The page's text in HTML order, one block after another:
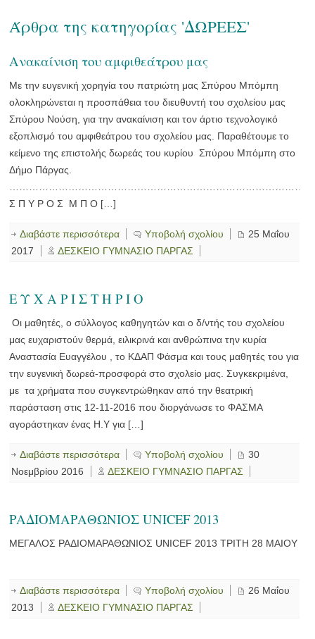
Άρθρα της κατηγορίας 'ΔΩΡΕΕΣ'
Ανακαίνιση του αμφιθεάτρου μας
Με την ευγενική χορηγία του πατριώτη μας Σπύρου Μπόμπη
ολοκληρώνεται η προσπάθεια του διευθυντή του σχολείου μας
Σπύρου Νούση, για την ανακαίνιση και τον άρτιο τεχνολογικό
εξοπλισμό του αμφιθεάτρου του σχολείου μας. Παραθέτουμε το
κείμενο της επιστολής δωρεάς του κυρίου Σπύρου Μπόμπη στο
Δήμο Πάργας.
Σ Π Υ Ρ Ο Σ Μ Π Ο […]
Διαβάστε περισσότερα Υποβολή σχολίου
25 Μαΐου
2017
ΔΕΣΚΕΙΟ ΓΥΜΝΑΣΙΟ ΠΑΡΓΑΣ
Ε Υ Χ Α Ρ Ι Σ Τ Η Ρ Ι Ο
Οι μαθητές, ο σύλλογος καθηγητών και ο δ/ντής του σχολείου
μας ευχαριστούν θερμά, ειλικρινά και ανθρώπινα την κυρία
Αναστασία Ευαγγέλου , το ΚΔΑΠ Φάσμα και τους μαθητές του για
την ευγενική δωρεά-προσφορά στο σχολείο μας. Συγκεκριμένα,
με τα χρήματα που συγκεντρώθηκαν από την θεατρική
παράσταση στις 12-11-2016 που διοργάνωσε το ΦΑΣΜΑ
αγοράστηκαν ένας Η.Υ για […]
Διαβάστε περισσότερα Υποβολή σχολίου
30
Νοεμβρίου 2016
ΔΕΣΚΕΙΟ ΓΥΜΝΑΣΙΟ ΠΑΡΓΑΣ
ΜΕΓΑΛΟΣ ΡΑΔΙΟΜΑΡΑΘΩΝΙΟΣ UNICEF 2013 ΤΡΙΤΗ 28 ΜΑΙΟΥ
Διαβάστε περισσότερα Υποβολή σχολίου
26 Μαΐου
2013
ΔΕΣΚΕΙΟ ΓΥΜΝΑΣΙΟ ΠΑΡΓΑΣ